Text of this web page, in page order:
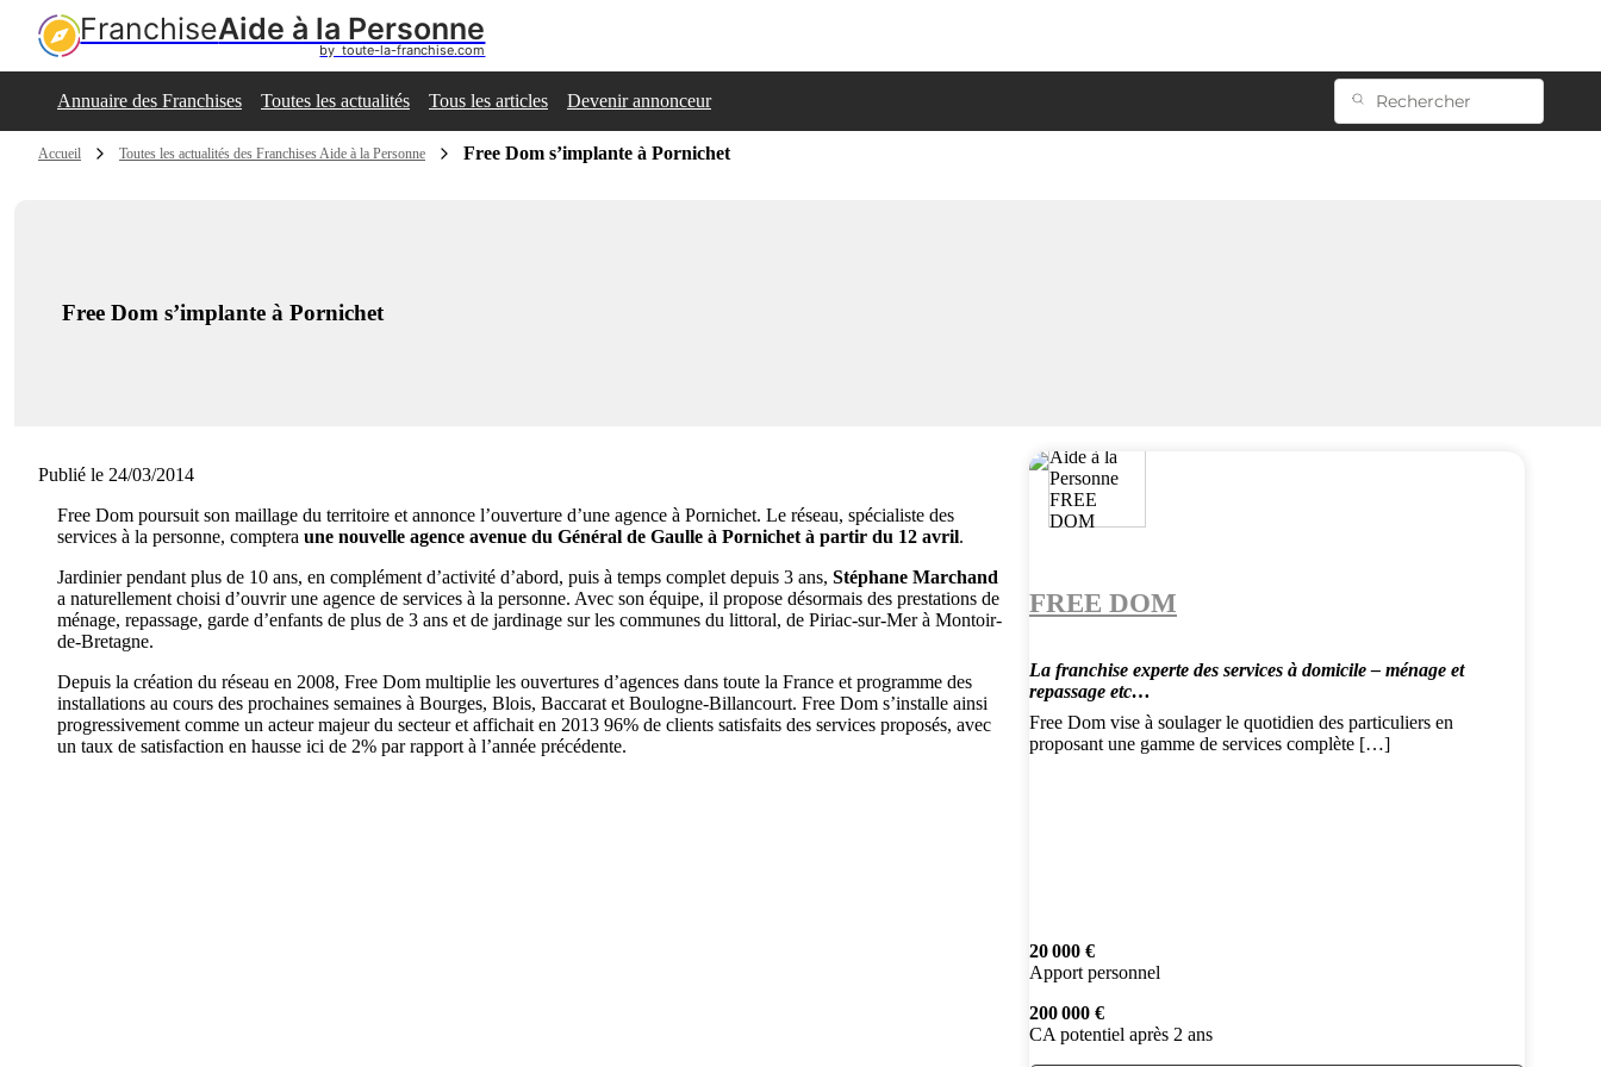
FranchiseAide à la Personne
by  toute-la-franchise.com
Annuaire des Franchises Toutes les actualités Tous les articles Devenir annonceur
Accueil Toutes les actualités des Franchises Aide à la Personne Free Dom s’implante à Pornichet
Free Dom s’implante à Pornichet
Publié le 24/03/2014
Free Dom poursuit son maillage du territoire et annonce l’ouverture d’une agence à Pornichet. Le réseau, spécialiste des
services à la personne, comptera une nouvelle agence avenue du Général de Gaulle à Pornichet à partir du 12 avril.
Jardinier pendant plus de 10 ans, en complément d’activité d’abord, puis à temps complet depuis 3 ans, Stéphane Marchand
a naturellement choisi d’ouvrir une agence de services à la personne. Avec son équipe, il propose désormais des prestations de
ménage, repassage, garde d’enfants de plus de 3 ans et de jardinage sur les communes du littoral, de Piriac-sur-Mer à Montoir-
de-Bretagne.
Depuis la création du réseau en 2008, Free Dom multiplie les ouvertures d’agences dans toute la France et programme des
installations au cours des prochaines semaines à Bourges, Blois, Baccarat et Boulogne-Billancourt. Free Dom s’installe ainsi
progressivement comme un acteur majeur du secteur et affichait en 2013 96% de clients satisfaits des services proposés, avec
un taux de satisfaction en hausse ici de 2% par rapport à l’année précédente.
FREE DOM
La franchise experte des services à domicile – ménage et
repassage etc…
Free Dom vise à soulager le quotidien des particuliers en
proposant une gamme de services complète […]
20 000 €
Apport personnel
200 000 €
CA potentiel après 2 ans